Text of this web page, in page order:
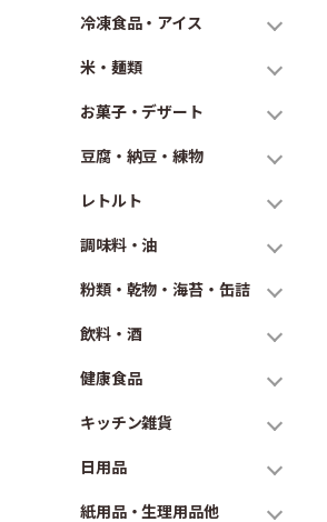
冷凍食品・アイス
米・麺類
お菓子・デザート
豆腐・納豆・練物
レトルト
調味料・油
粉類・乾物・海苔・缶詰
飲料・酒
健康食品
キッチン雑貨
日用品
紙用品・生理用品他